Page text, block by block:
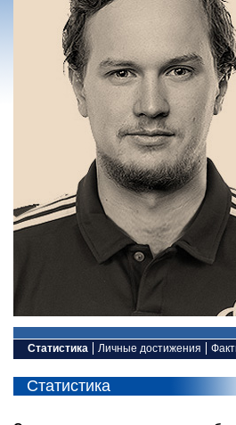
Статистика
Статистика
Личные достижения